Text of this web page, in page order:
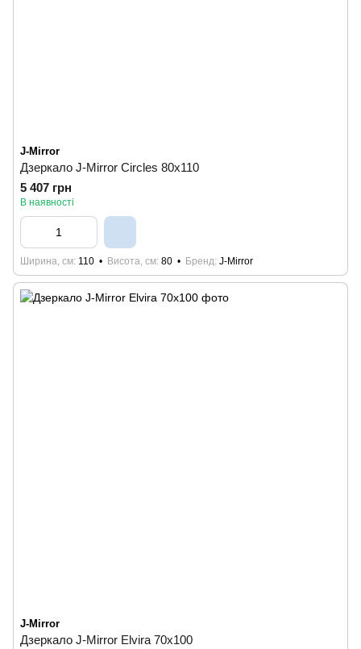
J-Mirror
Дзеркало J-Mirror Circles 80x110
5 407 грн
В наявності
Ширина, см 110 Висота, см 80 Бренд J-Mirror
J-Mirror
Дзеркало J-Mirror Elvira 70x100